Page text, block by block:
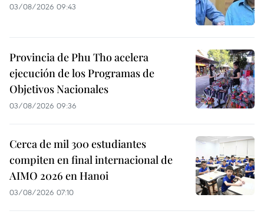
03/08/2026 09:43
Provincia de Phu Tho acelera
ejecución de los Programas de
Objetivos Nacionales
03/08/2026 09:36
Cerca de mil 300 estudiantes
compiten en final internacional de
AIMO 2026 en Hanoi
03/08/2026 07:10